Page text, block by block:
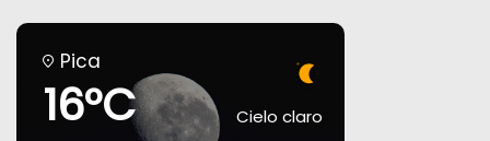
Pica
16°C Cielo claro